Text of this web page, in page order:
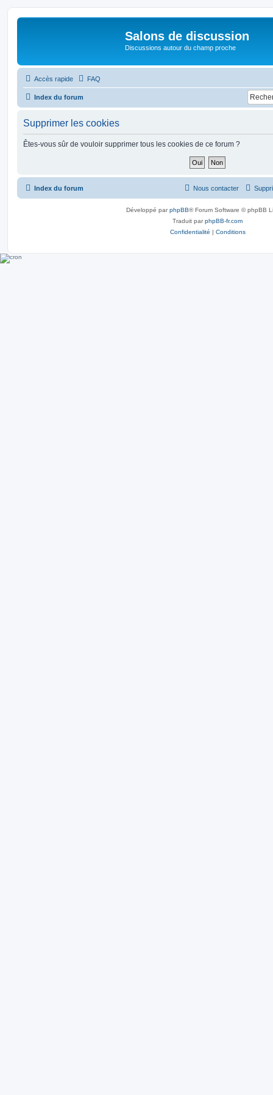
Salons de discussion
Discussions autour du champ proche
Accès rapide FAQ
Index du forum
Supprimer les cookies
Êtes-vous sûr de vouloir supprimer tous les cookies de ce forum ?
Index du forum Nous contacter
Développé parphpBB® Forum Software © phpBB
Traduit parphpBB-fr.com
Confidentialité | Conditions